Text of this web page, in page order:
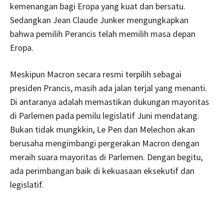
kemenangan bagi Eropa yang kuat dan bersatu.
Sedangkan Jean Claude Junker mengungkapkan
bahwa pemilih Perancis telah memilih masa depan
Eropa.
Meskipun Macron secara resmi terpilih sebagai
presiden Prancis, masih ada jalan terjal yang menanti.
Di antaranya adalah memastikan dukungan mayoritas
di Parlemen pada pemilu legislatif Juni mendatang.
Bukan tidak mungkkin, Le Pen dan Melechon akan
berusaha mengimbangi pergerakan Macron dengan
meraih suara mayoritas di Parlemen. Dengan begitu,
ada perimbangan baik di kekuasaan eksekutif dan
legislatif.